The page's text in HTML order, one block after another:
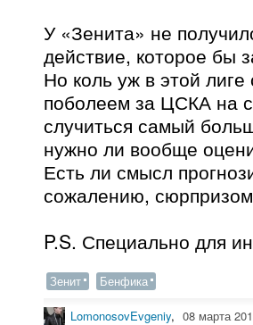
У «Зенита» не
действие, которое бы
Но коль уж в этой
поболеем за ЦСКА на
случиться самый
нужно ли вообще
Есть ли смысл
сожалению, сюрпризом
P.S. Специально для
Зенит Бенфика
LomonosovEvgeniy, 08 марта